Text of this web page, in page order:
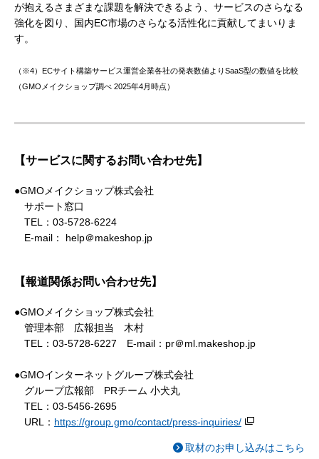
が抱えるさまざまな課題を解決できるよう、サービスのさらなる
強化を図り、国内EC市場のさらなる活性化に貢献してまいりま
す。
（※4）ECサイト構築サービス運営企業各社の発表数値よりSaaS型の数値を比較
（GMOメイクショップ調べ 2025年4月時点）
【サービスに関するお問い合わせ先】
●GMOメイクショップ株式会社
サポート窓口
TEL：03-5728-6224
E-mail： help＠makeshop.jp
【報道関係お問い合わせ先】
●GMOメイクショップ株式会社
管理本部 広報担当 木村
TEL：03-5728-6227 E-mail：pr＠ml.makeshop.jp
●GMOインターネットグループ株式会社
グループ広報部 PRチーム 小犬丸
TEL：03-5456-2695
URL： https://group.gmo/contact/press-inquiries/
取材のお申し込みはこちら